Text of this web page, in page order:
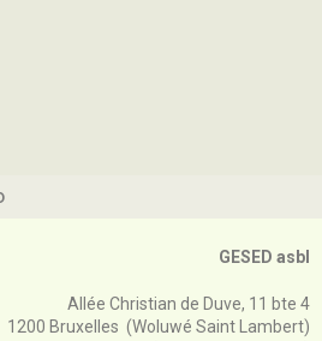
GESED asbl
Allée Christian de Duve, 11 bte 4
1200 Bruxelles (Woluwé Saint Lambert)